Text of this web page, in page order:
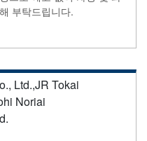
부탁드립니다.
Ltd.,JR Tokai
Noriai